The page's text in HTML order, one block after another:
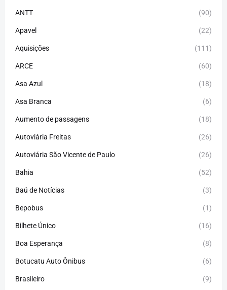
ANTT (90)
Apavel (22)
Aquisições (111)
ARCE (60)
Asa Azul (18)
Asa Branca (6)
Aumento de passagens (18)
Autoviária Freitas (26)
Autoviária São Vicente de Paulo (26)
Bahia (52)
Baú de Notícias (3)
Bepobus (1)
Bilhete Único (16)
Boa Esperança (8)
Botucatu Auto Ônibus (6)
Brasileiro (9)